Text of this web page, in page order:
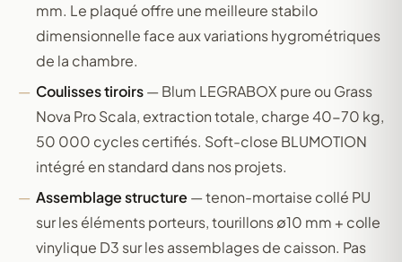
mm. Le plaqué offre une meilleure stabilo
dimensionnelle face aux variations hygrométriques
de la chambre.
Coulisses tiroirs— Blum LEGRABOX pure ou Grass
Nova Pro Scala, extraction totale, charge 40-70 kg,
50 000 cycles certifiés. Soft-close BLUMOTION
intégré en standard dans nos projets.
Assemblage structure — tenon-mortaise collé PU
sur les éléments porteurs, tourillons ∅10 mm + colle
vinylique D3 sur les assemblages de caisson. Pas